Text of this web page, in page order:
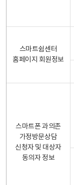
스마트쉼센터
홈페이지 회원정보
스마트폰 과의존
가정방문상담
신청자 및 대상자
동의자 정보